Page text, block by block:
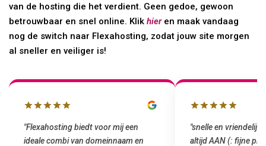
van de hosting die het verdient. Geen gedoe, gewoon
betrouwbaar en snel online. Klikhieren maak vandaag
nog de switch naar Flexahosting, zodat jouw site morgen
al sneller en veiliger is!
"Flexahosting biedt voor mij een
ideale combi van domeinnaam en
"snelle en
altijd AAN (: fijne